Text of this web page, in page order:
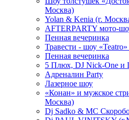
Москва)
Yolan & Kenia (г.
AFTERPARTY мото-
Пенная вечеринка
Травести - шоу
Пенная вечеринка
5 Плюх, DJ Nick-One и
Адреналин Party
Лазерное шоу
«Конан» и мужское
Москва)
Dj Sadko & МС